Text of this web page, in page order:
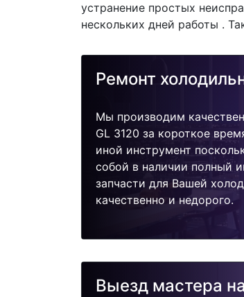
устранение простых
нескольких дней работы .
Ремонт
Мы производим
GL 3120 за короткое
иной инструмент
собой в наличии полный
запчасти для Вашей
качественно и недорого.
Выезд мастера